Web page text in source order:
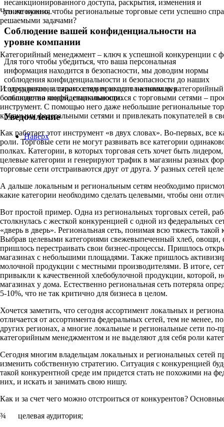
Что же нужно, чтобы региональные торговые сети успешно
решаемыми задачами?
Категорийный менеджмент – ключ к успешной конкуренции с
И здесь региональным сетям приходит на помощь
большинство людей, сталкивающихся с торговыми сетями –
инструмент. С помощью него даже небольшие региональные
крупными федеральными сетями и привлекать покупателей в
Как работает этот инструмент «в двух словах». Во-первых, все
роли. Торговые сети не могут развивать все категории
полках. Категории, в которых торговая сеть хочет быть
целевые категории и генерируют трафик в магазины разных
торговые сети отстраиваются друг от друга. У разных сетей
А дальше локальным и региональным сетям необходимо
какие категории необходимо сделать целевыми, чтобы они
Вот простой пример. Одна из региональных торговых сетей,
столкнулась с жесткой конкуренцией с одной из федеральных
«дверь в дверь». Региональная сеть, понимая всю тяжесть
Выбрав целевыми категориями свежевыпеченный хлеб,
пришлось перестраивать свои бизнес-процессы. Пришлось
магазинах с небольшими площадями. Также пришлось
молочной продукции с местными производителями. В итоге,
привыкли к качественной хлебобулочной продукции, которой,
магазинах у дома. Естественно региональная сеть потеряла
5-10%, что не так критично для бизнеса в целом.
Хочется заметить, что сегодня ассортимент локальных и
отличается от ассортимента федеральных сетей, тем не менее,
других регионах, а многие локальные и региональные сети
категорийным менеджментом и не выделяют для себя роли
Сегодня многим владельцам локальных и региональных сетей
изменить собственную стратегию. Ситуация с конкуренцией
такой конкурентной среде им придется стать не похожими на
них, и искать и занимать свою нишу.
Как и за счет чего можно отстроиться от конкурентов?
¾ целевая аудитория;
несанкционированного доступа, раскрытия, изменения и
уничтожения.
Соблюдение вашей конфиденциальности на
уровне компании
Для того чтобы убедиться, что ваша персональная
информация находится в безопасности, мы доводим нормы
соблюдения конфиденциальности и безопасности до наших
сотрудников, и строго следим за исполнением мер
соблюдения конфиденциальности.
Уведомление
Наверх